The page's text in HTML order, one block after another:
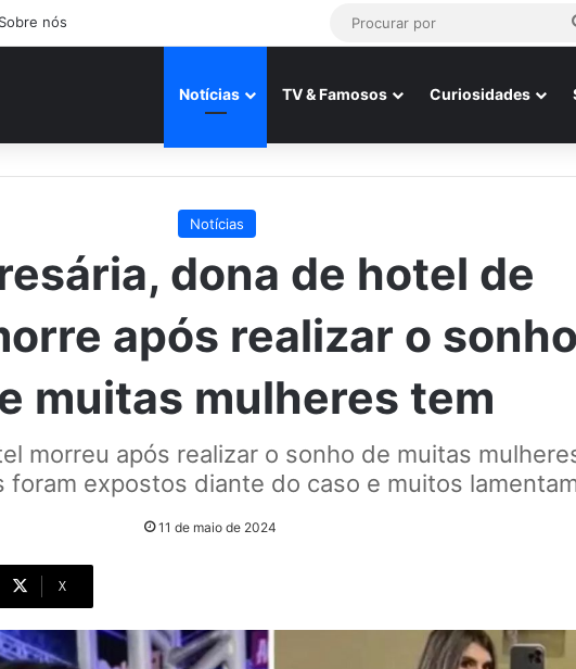
Sobre nós
Notícias TV & Famosos Curiosidades
Notícias
dona de hotel de
após realizar o sonho
muitas mulheres tem
morreu após realizar o sonho de muitas
foram expostos diante do caso e muitos
11 de maio de 2024
X